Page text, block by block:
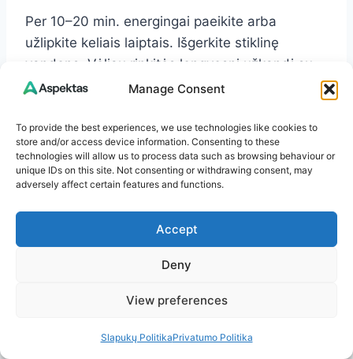
Manage Consent
To provide the best experiences, we use technologies like cookies to
store and/or access device information. Consenting to these
technologies will allow us to process data such as browsing behaviour or
unique IDs on this site. Not consenting or withdrawing consent, may
adversely affect certain features and functions.
Accept
Deny
View preferences
Slapukų PolitikaPrivatumo Politika
Per 10–20 min. energingai paeikite arba
užlipkite keliais laiptais. Išgerkite stiklinę
vandens. Vėliau rinkitės lengvesnį užkandį su
baltymais (pvz., jogurtą) – taip išlyginsite
Ar vaisius reikia riboti, jei noriu
mažiau cukraus?
Vaisiai tinka, ypač uogos, obuoliai, kriaušės.
Valgykite kartu su baltymais ar riešutais ir
venkite didelių porcijų vienu kartu. Vaisių sultis
Ar be glitimo produktai reiškia